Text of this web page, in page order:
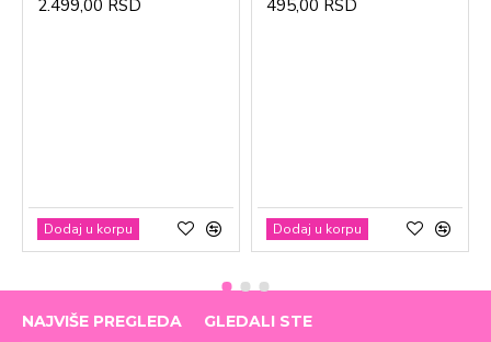
2.499,00 RSD
Dodaj u korpu
495,00 RSD
Dodaj u korpu
NAJVIŠE PREGLEDA GLEDALI STE